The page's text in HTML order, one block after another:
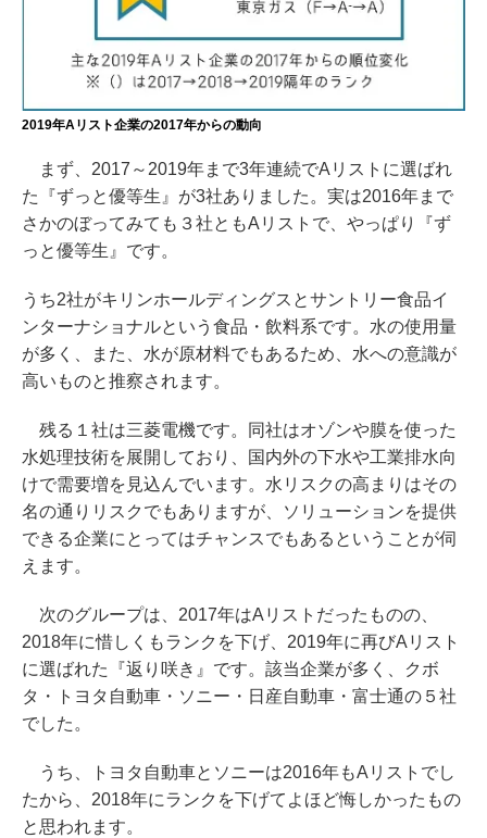
2019年Aリスト企業の2017年からの動向
まず、2017～2019年まで3年連続でAリストに選ばれ
た『ずっと優等生』が3社ありました。実は2016年まで
さかのぼってみても３社ともAリストで、やっぱり『ず
っと優等生』です。
うち2社がキリンホールディングスとサントリー食品イ
ンターナショナルという食品・飲料系です。水の使用量
が多く、また、水が原材料でもあるため、水への意識が
高いものと推察されます。
残る１社は三菱電機です。同社はオゾンや膜を使った
水処理技術を展開しており、国内外の下水や工業排水向
けで需要増を見込んでいます。水リスクの高まりはその
名の通りリスクでもありますが、ソリューションを提供
できる企業にとってはチャンスでもあるということが伺
えます。
次のグループは、2017年はAリストだったものの、
2018年に惜しくもランクを下げ、2019年に再びAリスト
に選ばれた『返り咲き』です。該当企業が多く、クボ
タ・トヨタ自動車・ソニー・日産自動車・富士通の５社
でした。
うち、トヨタ自動車とソニーは2016年もAリストでし
たから、2018年にランクを下げてよほど悔しかったもの
と思われます。